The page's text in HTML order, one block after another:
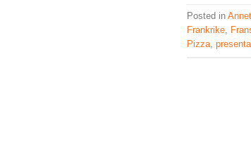
Posted inAnnet
Frankrike,
Pizza,